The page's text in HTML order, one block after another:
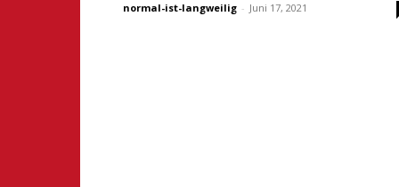
normal-ist-langweilig - Juni 17, 2021